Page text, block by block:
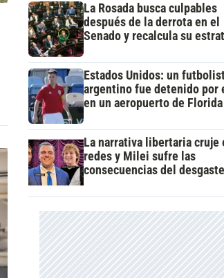
La Rosada busca culpables
después de la derrota en el
Senado y recalcula su
Estados Unidos: un
argentino fue detenido por
en un aeropuerto de Florida
La narrativa libertaria cruje
redes y Milei sufre las
consecuencias del desgaste